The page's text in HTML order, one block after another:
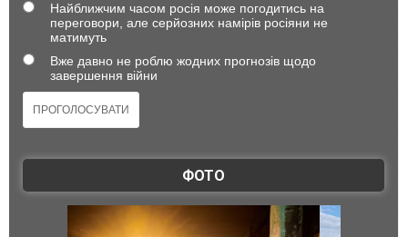
Найближчим часом росія може погодитись на
переговори, але серйозних намірів росіяни не
матимуть
Вже давно не роблю жодних прогнозів щодо
завершення війни
ФОТО